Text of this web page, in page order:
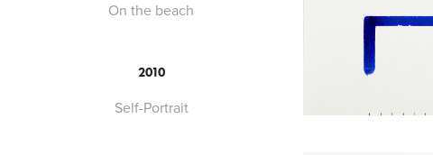
On the beach
2010
Self-Portrait